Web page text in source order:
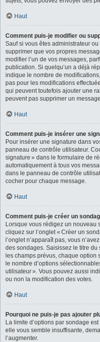
Haut
Comment puis-je modifier ou
Sauf si vous êtes administrateur
supprimer que vos propres
modifier l’un de vos messages,
publication. Si quelqu’un a déjà
indique le nombre de
pas pour les modifications
qui peuvent toutefois ajouter une
peuvent pas supprimer un
Haut
Comment puis-je insérer une
Pour insérer une signature dans
panneau de contrôle utilisateur.
signature » dans le formulaire de
automatiquement à tous vos
dans le panneau de contrôle
cocher pour chaque message.
Haut
Comment puis-je créer un
Lorsque vous rédigez un nouveau
cliquez sur l’onglet « Créer un
l’onglet n’apparaît pas, vous
des sondages. Saisissez le titre
les champs prévus, chaque option
le nombre d’options
utilisateur ». Vous pouvez aussi
ou non la modification des votes.
Haut
Pourquoi ne puis-je pas ajouter
La limite d’options par sondage
elle vous semble insuffisante,
l’augmenter.